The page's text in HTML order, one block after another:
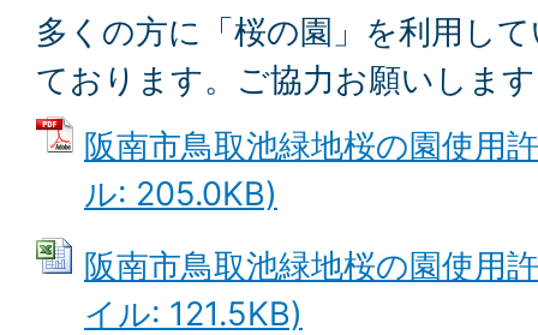
多くの方に「桜の園」を利用し
ております。ご協力お願いしま
阪南市鳥取池緑地桜の園使用
ル: 205.0KB)
阪南市鳥取池緑地桜の園使用
イル: 121.5KB)